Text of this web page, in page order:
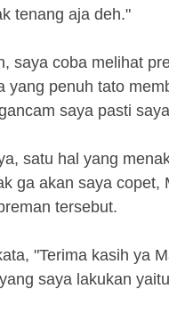
tenang aja deh."
saya coba melihat
yang penuh tato
saya pasti
satu hal yang
ga akan saya
tersebut.
"Terima kasih ya
saya lakukan